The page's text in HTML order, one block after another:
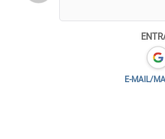
E-MAIL/